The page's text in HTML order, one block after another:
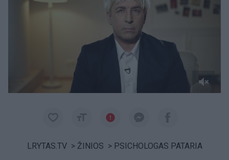
LRYTAS.TV > ŽINIOS > PSICHOLOGAS PATARIA